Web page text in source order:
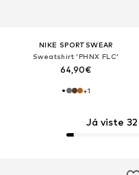
Já viste
NIKE SPORTSWEAR
Sweatshirt 'PHNX FLC'
64,90€
+1